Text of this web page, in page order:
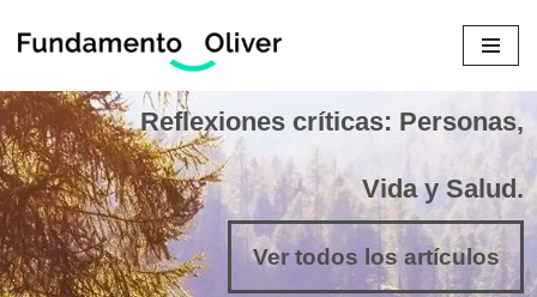
contenido
Reflexiones críticas: Personas,
Vida y Salud.
Ver todos los artículos